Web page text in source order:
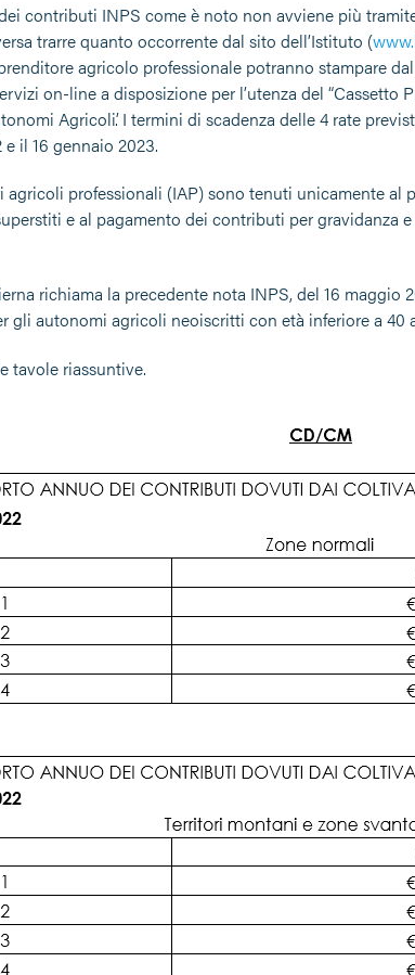
contributi INPS come è noto non avviene più
trarre quanto occorrente dal sito dell’Istituto (
agricolo professionale potranno stampare
on-line a disposizione per l’utenza del “Cassetto
Agricoli’. I termini di scadenza delle 4 rate
il 16 gennaio 2023.
professionali (IAP) sono tenuti unicamente al
e al pagamento dei contributi per gravidanza
richiama la precedente nota INPS, del 16
gli autonomi agricoli neoiscritti con età inferiore a 40
tavole riassuntive.